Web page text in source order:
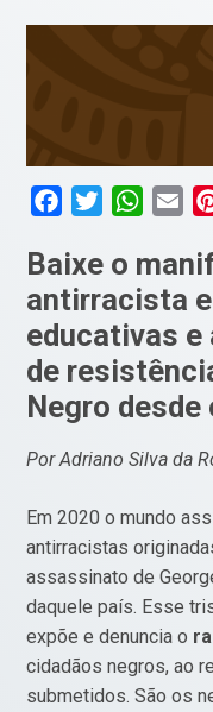
FacebookTwitter
Baixe o
antirracista
educativas
de
Negro
Por Adriano Silva da
Em 2020 o mundo
antirracistas
assassinato de
daquele país. Esse
expõe e denuncia o
cidadãos negros, ao
submetidos. São os